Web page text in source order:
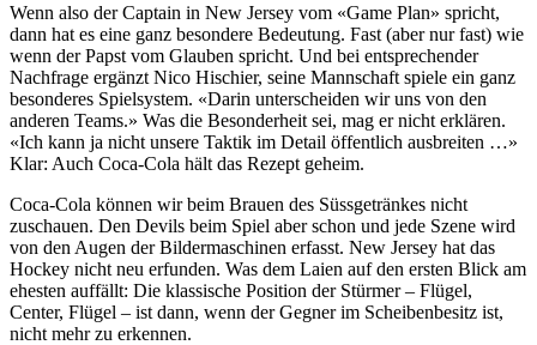
Wenn also der Captain in New Jersey vom «Game Plan» spricht,
dann hat es eine ganz besondere Bedeutung. Fast (aber nur fast) wie
wenn der Papst vom Glauben spricht. Und bei entsprechender
Nachfrage ergänzt Nico Hischier, seine Mannschaft spiele ein ganz
besonderes Spielsystem. «Darin unterscheiden wir uns von den
anderen Teams.» Was die Besonderheit sei, mag er nicht erklären.
«Ich kann ja nicht unsere Taktik im Detail öffentlich ausbreiten …»
Klar: Auch Coca-Cola hält das Rezept geheim.
Coca-Cola können wir beim Brauen des Süssgetränkes nicht
zuschauen. Den Devils beim Spiel aber schon und jede Szene wird
von den Augen der Bildermaschinen erfasst. New Jersey hat das
Hockey nicht neu erfunden. Was dem Laien auf den ersten Blick am
ehesten auffällt: Die klassische Position der Stürmer – Flügel,
Center, Flügel – ist dann, wenn der Gegner im Scheibenbesitz ist,
nicht mehr zu erkennen.